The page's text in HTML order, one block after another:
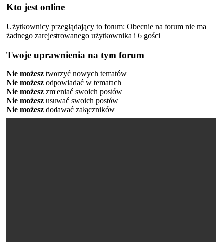
Kto jest online
Użytkownicy przeglądający to forum: Obecnie na forum nie ma
żadnego zarejestrowanego użytkownika i 6 gości
Twoje uprawnienia na tym forum
Nie możesz tworzyć nowych tematów
Nie możesz odpowiadać w tematach
Nie możesz zmieniać swoich postów
Nie możesz usuwać swoich postów
Nie możesz dodawać załączników